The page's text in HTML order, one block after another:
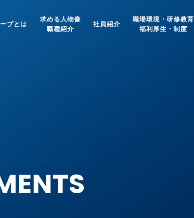
プとは
求める人物像
職種紹介
社員紹介
職場環境・研修教育
福利厚生・制度